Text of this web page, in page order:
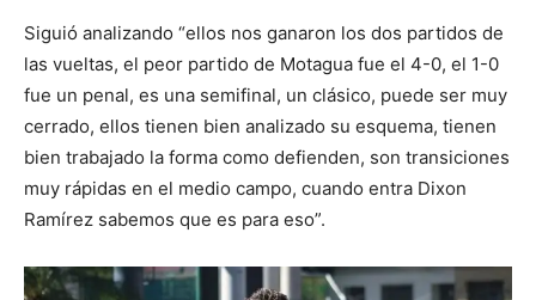
Siguió analizando “ellos nos ganaron los dos partidos de
las vueltas, el peor partido de Motagua fue el 4-0, el 1-0
fue un penal, es una semifinal, un clásico, puede ser muy
cerrado, ellos tienen bien analizado su esquema, tienen
bien trabajado la forma como defienden, son transiciones
muy rápidas en el medio campo, cuando entra Dixon
Ramírez sabemos que es para eso”.